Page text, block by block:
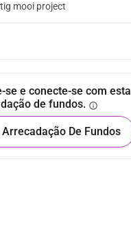
mooi project
se e conecte-se com esta
de fundos. info
De Fundos